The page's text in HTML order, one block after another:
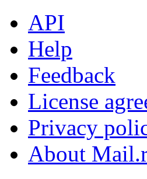
API
Help
Feedback
License
Privacy
About